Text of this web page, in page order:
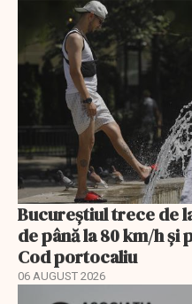
Bucureștiul trece de
de până la 80 km/h
Cod portocaliu
06 AUGUST 2026